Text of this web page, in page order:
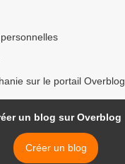
sur le portail Overblog
un blog sur Overblog
Créer un blog